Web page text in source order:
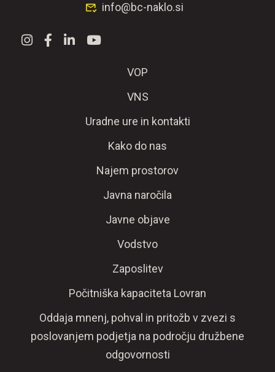
info@bc-naklo.si
VOP
VNS
Uradne ure in kontakti
Kako do nas
Najem prostorov
Javna naročila
Javne objave
Vodstvo
Zaposlitev
Počitniška kapaciteta Lovran
Oddaja mnenj, pohval in pritožb v zvezi s
poslovanjem podjetja na področju družbene
odgovornosti